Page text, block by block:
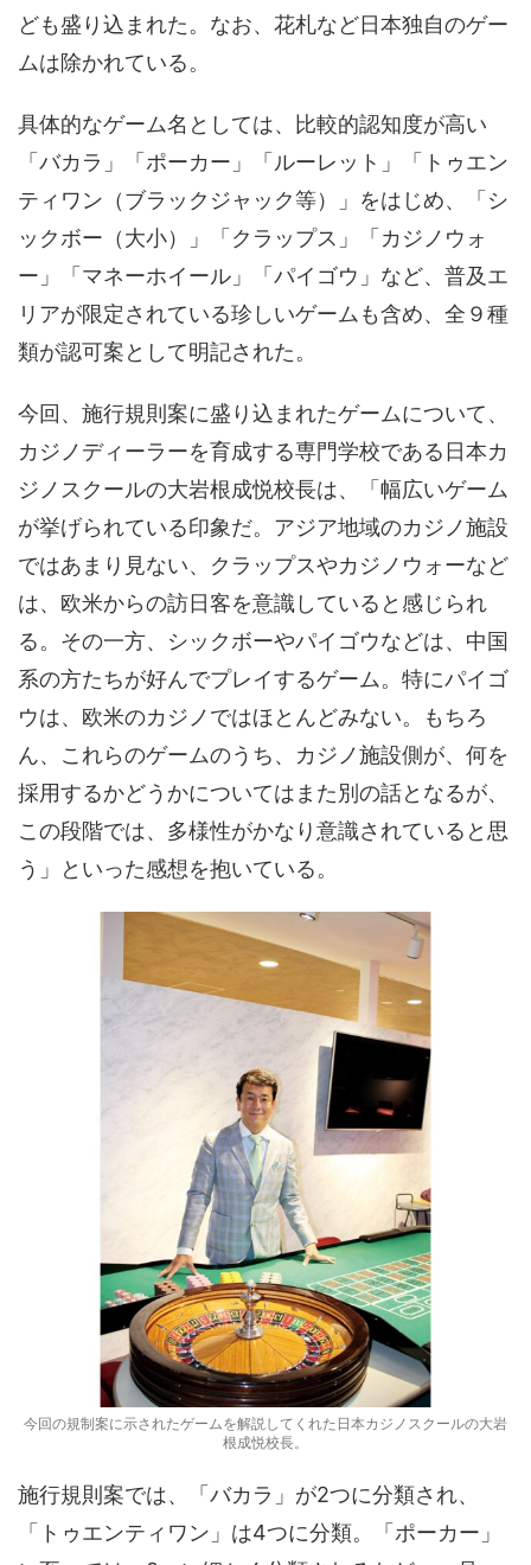
ども盛り込まれた。なお、花札など日本独自のゲー
ムは除かれている。
具体的なゲーム名としては、比較的認知度が高い
「バカラ」「ポーカー」「ルーレット」「トゥエン
ティワン（ブラックジャック等）」をはじめ、「シ
ックボー（大小）」「クラップス」「カジノウォ
ー」「マネーホイール」「パイゴウ」など、普及エ
リアが限定されている珍しいゲームも含め、全９種
類が認可案として明記された。
今回、施行規則案に盛り込まれたゲームについて、
カジノディーラーを育成する専門学校である日本カ
ジノスクールの大岩根成悦校長は、「幅広いゲーム
が挙げられている印象だ。アジア地域のカジノ施設
ではあまり見ない、クラップスやカジノウォーなど
は、欧米からの訪日客を意識していると感じられ
る。その一方、シックボーやパイゴウなどは、中国
系の方たちが好んでプレイするゲーム。特にパイゴ
ウは、欧米のカジノではほとんどみない。もちろ
ん、これらのゲームのうち、カジノ施設側が、何を
採用するかどうかについてはまた別の話となるが、
この段階では、多様性がかなり意識されていると思
う」といった感想を抱いている。
今回の規制案に示されたゲームを解説してくれた日本カジノスクールの大岩
根成悦校長。
施行規則案では、「バカラ」が2つに分類され、
「トゥエンティワン」は4つに分類。「ポーカー」